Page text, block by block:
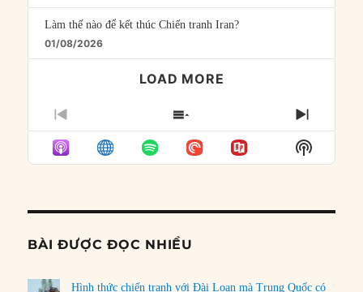
Làm thế nào để kết thúc Chiến tranh Iran?
01/08/2026
LOAD MORE
PREVIOUS
EPISODE
SHOW
EPISODES
LIST
NEXT
Show
Podcast
BÀI ĐƯỢC ĐỌC NHIỀU
Hình thức chiến tranh với Đài Loan mà Trung Quốc có